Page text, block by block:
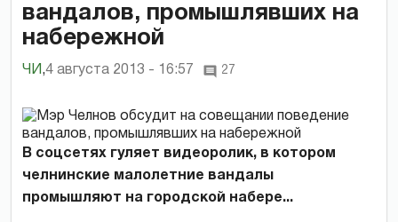
вандалов, промышлявших на
набережной
ЧИ ,4 августа 2013 - 16:57 27
В соцсетях гуляет видеоролик, в котором
челнинские малолетние вандалы
промышляют на городской набере...